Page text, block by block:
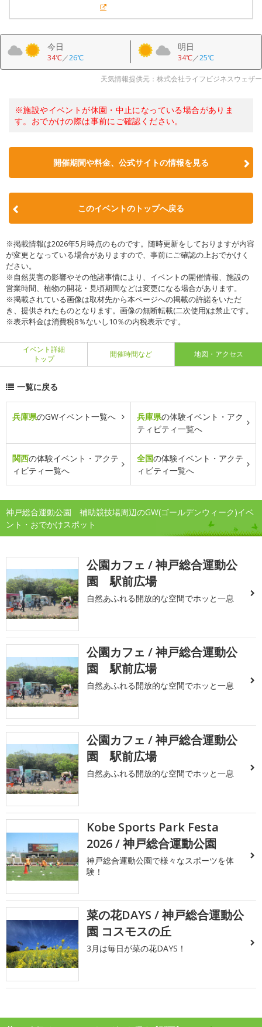
今日
34℃／26℃
明日
34℃／25℃
天気情報提供元：株式会社ライフビジネスウェザー
※施設やイベントが休園・中止になっている場合がありま
す。おでかけの際は事前にご確認ください。
開催期間や料金、公式サイトの情報を見る
このイベントのトップへ戻る
※掲載情報は2026年5月時点のものです。随時更新をしておりますが内容
が変更となっている場合がありますので、事前にご確認の上おでかけく
ださい。
※自然災害の影響やその他諸事情により、イベントの開催情報、施設の
営業時間、植物の開花・見頃期間などは変更になる場合があります。
※掲載されている画像は取材先から本ページへの掲載の許諾をいただ
き、提供されたものとなります。画像の無断転載(二次使用)は禁止です。
※表示料金は消費税8％ないし10％の内税表示です。
イベント詳細
トップ
開催時間など 地図・アクセス
一覧に戻る
兵庫県のGWイベント一覧へ 兵庫県の体験イベント・アク
ティビティ一覧へ
関西の体験イベント・アクテ
ィビティ一覧へ
全国の体験イベント・アクテ
ィビティ一覧へ
神戸総合運動公園 補助競技場周辺のGW(ゴールデンウィーク)イベ
ント・おでかけスポット
公園カフェ / 神戸総合運動公
園 駅前広場
自然あふれる開放的な空間でホッと一息
公園カフェ / 神戸総合運動公
園 駅前広場
自然あふれる開放的な空間でホッと一息
公園カフェ / 神戸総合運動公
園 駅前広場
自然あふれる開放的な空間でホッと一息
Kobe Sports Park Festa
2026 / 神戸総合運動公園
神戸総合運動公園で様々なスポーツを体
験！
菜の花DAYS / 神戸総合運動公
園 コスモスの丘
3月は毎日が菜の花DAYS！